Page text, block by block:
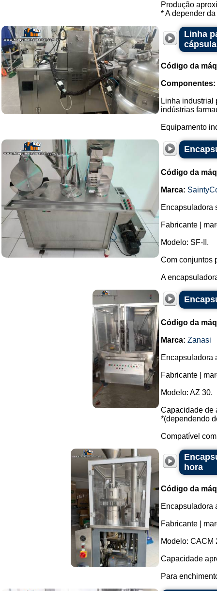
Produção
* A depender
Linha
Código da
Componentes:
Linha industrial
indústrias
Equipamento
Código da
Marca:
Encapsuladora
Fabricante |
Modelo: SF-II.
Com conjuntos
A
Código da
Marca: Zanasi
Encapsuladora
Fabricante |
Modelo: AZ 30.
Capacidade de
*(dependendo
Compatível
hora
Código da
Encapsuladora
Fabricante |
Modelo: CACM
Capacidade
Para